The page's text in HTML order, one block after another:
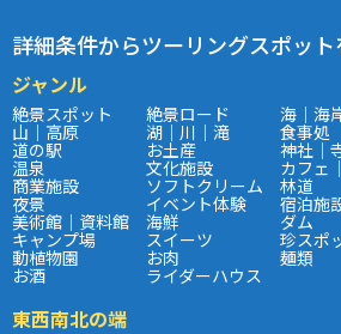
詳細条件からツーリングスポット
ジャンル
絶景スポット 絶景ロード 海｜海
山｜高原 湖｜川｜滝 食事処
道の駅 お土産 神社｜
温泉 文化施設 カフェ
商業施設 ソフトクリーム 林道
夜景 イベント体験 宿泊施
美術館｜資料館 海鮮 ダム
キャンプ場 スイーツ 珍スポ
動植物園 お肉 麺類
お酒 ライダーハウス
東西南北の端